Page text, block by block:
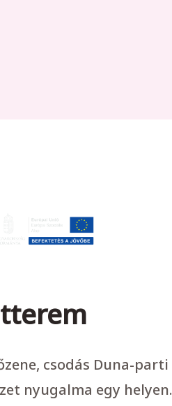
csodás Duna-
nyugalma egy helyen.